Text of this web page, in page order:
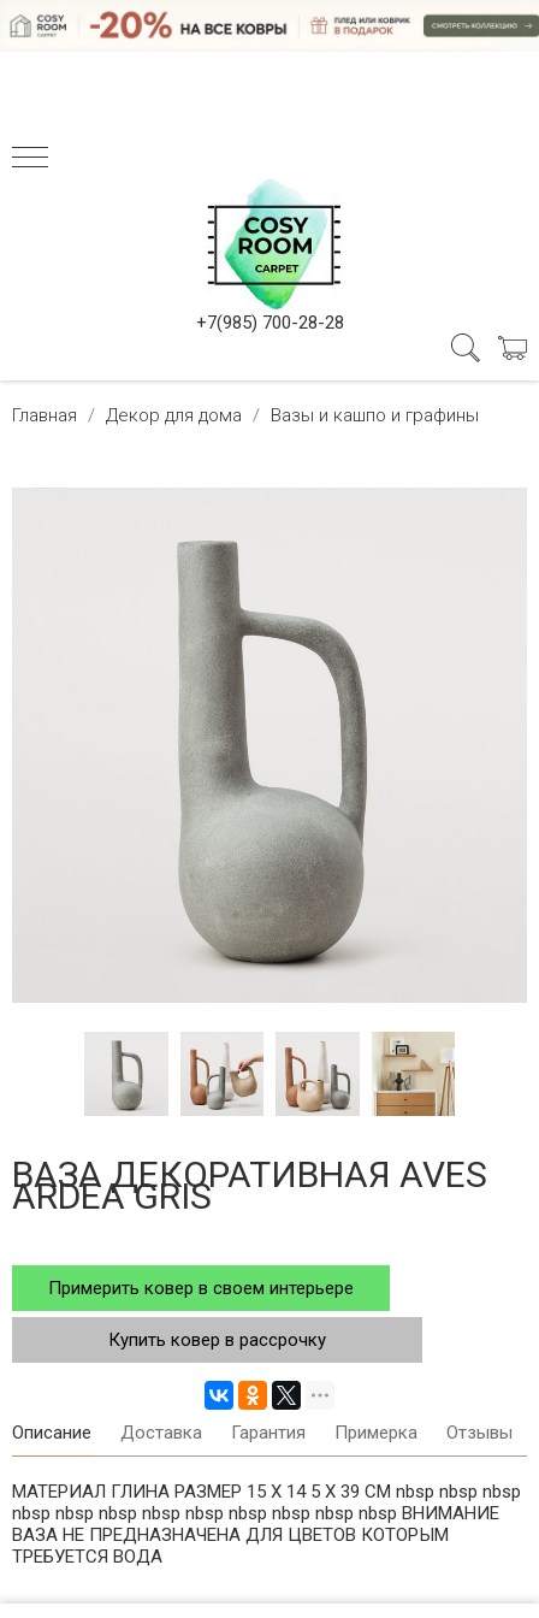
+7(985) 700-28-28
Главная Декор для дома Вазы и кашпо и графины
ВАЗА ДЕКОРАТИВНАЯ AVES
ARDEA GRIS
Примерить ковер в своем интерьере
Купить ковер в рассрочку
Описание Доставка Гарантия Примерка Отзывы
МАТЕРИАЛ ГЛИНА РАЗМЕР 15 X 14 5 X 39 СМ nbsp nbsp nbsp
nbsp nbsp nbsp nbsp nbsp nbsp nbsp nbsp nbsp ВНИМАНИЕ
ВАЗА НЕ ПРЕДНАЗНАЧЕНА ДЛЯ ЦВЕТОВ КОТОРЫМ
ТРЕБУЕТСЯ ВОДА